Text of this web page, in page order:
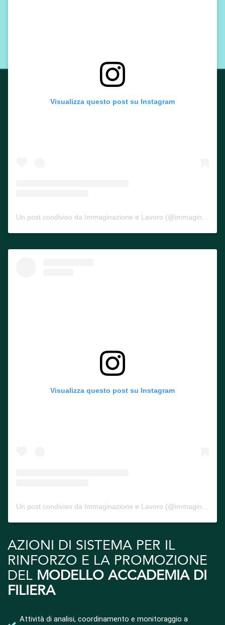
Visualizza questo post su Instagram
Un post condiviso da Immaginazione e Lavoro (@immaginazione_e_lavoro)
Visualizza questo post su Instagram
AZIONI DI SISTEMA PER IL
RINFORZO E LA PROMOZIONE
DEL MODELLO ACCADEMIA DI
FILIERA
Attività di analisi, coordinamento e monitoraggio a